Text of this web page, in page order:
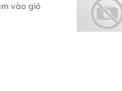
vào giỏ